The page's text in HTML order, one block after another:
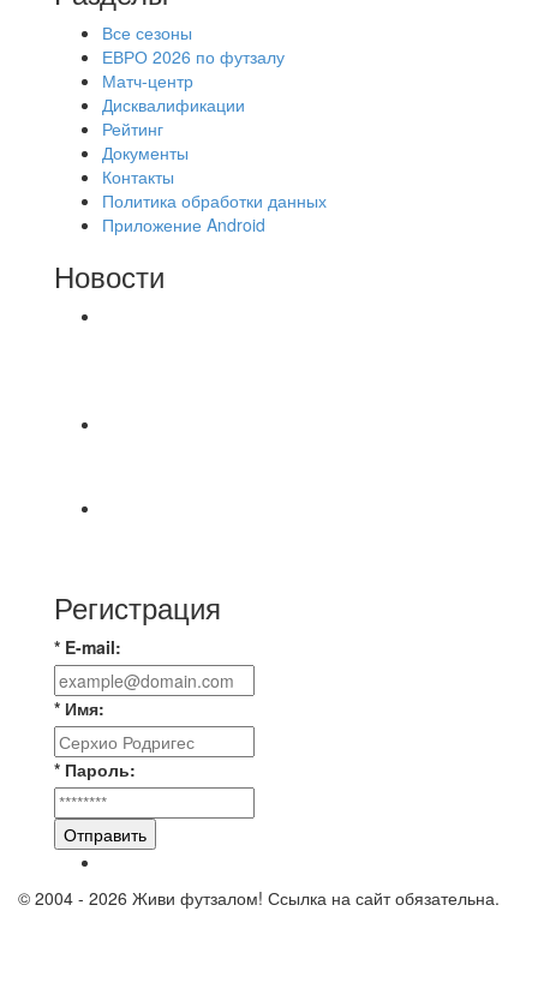
Все сезоны
ЕВРО 2026 по футзалу
Матч-центр
Дисквалификации
Рейтинг
Документы
Контакты
Политика обработки данных
Приложение Android
Новости
Регистрация
* E-mail:
* Имя:
* Пароль:
Отправить
© 2004 - 2026 Живи футзалом! Ссылка на сайт обязательна.